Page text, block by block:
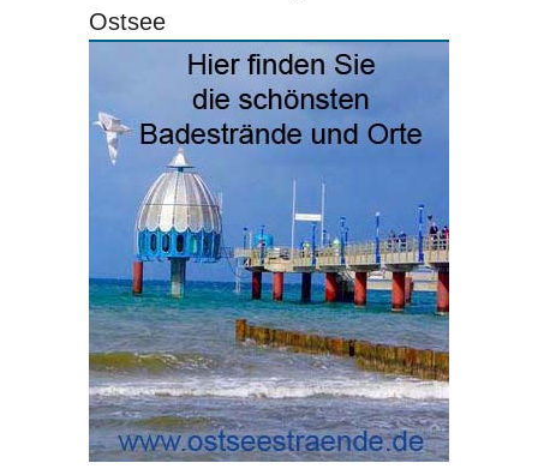
Ostsee